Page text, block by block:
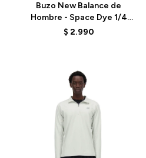
Buzo New Balance de
Hombre - Space Dye 1/4
Zip - MT41915SHN - BLUE
$ 2.990